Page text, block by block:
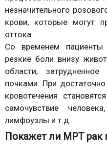
незначительного
крови, которые могут
оттока.
Со временем
резкие боли внизу
области, затрудненное
почками. При
кровотечения
самочувствие
лимфоузлы и т.д.
Покажет ли МРТ рак